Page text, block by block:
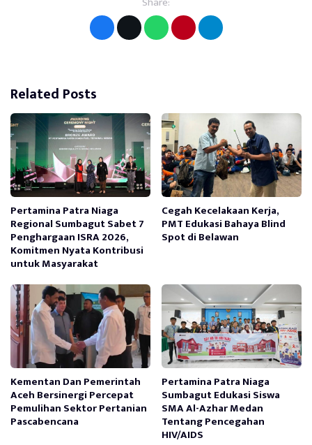
Related Posts
Pertamina Patra Niaga
Regional Sumbagut Sabet 7
Penghargaan ISRA 2026,
Komitmen Nyata Kontribusi
untuk Masyarakat
Cegah Kecelakaan Kerja,
PMT Edukasi Bahaya Blind
Spot di Belawan
Kementan Dan Pemerintah
Aceh Bersinergi Percepat
Pemulihan Sektor Pertanian
Pascabencana
Pertamina Patra Niaga
Sumbagut Edukasi Siswa
SMA Al-Azhar Medan
Tentang Pencegahan
HIV/AIDS